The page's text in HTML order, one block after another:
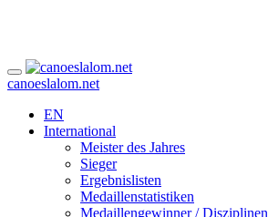
canoeslalom.net
EN
International
Meister des Jahres
Sieger
Ergebnislisten
Medaillenstatistiken
Medaillengewinner / Disziplinen